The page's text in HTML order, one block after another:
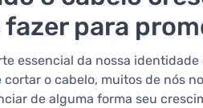
fazer para
essencial da nossa
cortar o cabelo, muitos de nós
de alguma forma seu